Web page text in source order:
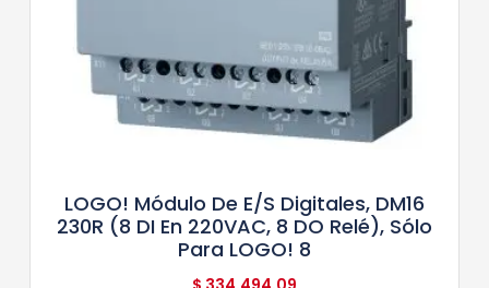
LOGO! Módulo De E/S Digitales, DM16
230R (8 DI En 220VAC, 8 DO Relé), Sólo
Para LOGO! 8